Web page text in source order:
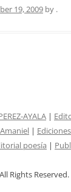
19, 2009 by .
AYALA |
|
poesía |
Rights Reserved.